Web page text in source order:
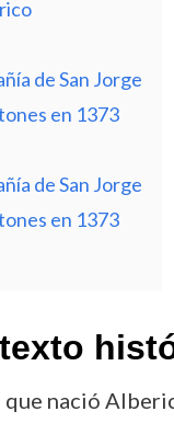
de San Jorge
en 1373
de San Jorge
en 1373
nació